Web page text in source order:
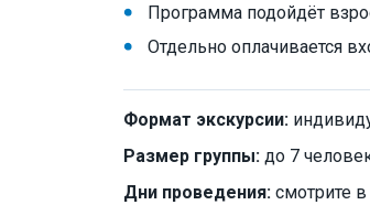
Программа подойдёт
Отдельно оплачивается
Формат экскурсии:
Размер группы: до 7
Дни проведения: смотрите